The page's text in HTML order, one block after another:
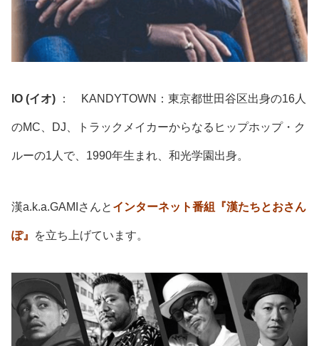
IO (イオ) ： KANDYTOWN：東京都世田谷区出身の16人
のMC、DJ、トラックメイカーからなるヒップホップ・ク
ルーの1人で、1990年生まれ、和光学園出身。
漢a.k.a.GAMI さんと インターネット番組『漢たちとおさん
ぽ』 を立ち上げています。